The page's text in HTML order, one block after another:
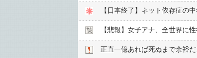
【日本終了】ネット依存症の
【悲報】女子アナ、全世界に
正直一億あれば死ぬまで余裕